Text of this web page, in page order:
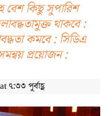
বেশ কিছু সুপারিশ
থাকবে :
কমবে : সিডিএ
প্রয়োজন :
৭:৩৩ পূর্বাহ্ণ